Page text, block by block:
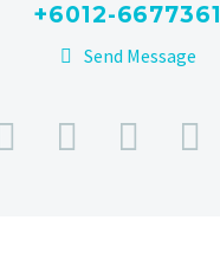
+6012-6677361
Send Message